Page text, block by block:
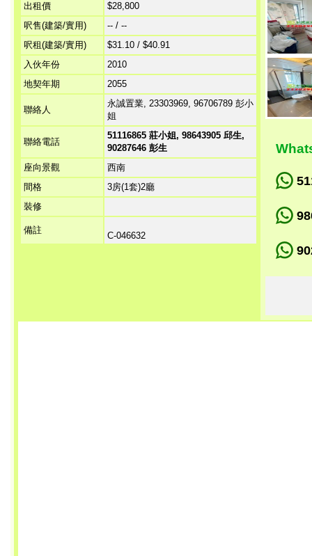
出租價
$28,800
呎售(建築/實用)
-- / --
呎租(建築/實用)
$31.10 / $40.91
入伙年份
2010
地契年期
2055
聯絡人
永誠置業, 23303969, 96706789 彭小
姐
聯絡電話
51116865 莊小姐, 98643905 邱生,
90287646 彭生
座向景觀
西南
間格
3房(1套)2廳
裝修
備註
C-046632